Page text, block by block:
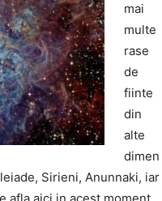
mai
multe
rase
de
fiinte
din
alte
dimen
Sirieni, Anunnaki, iar